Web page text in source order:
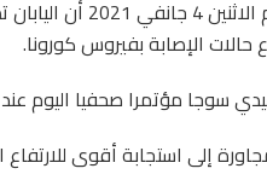
الإصابة بفيروس كورونا.
مؤتمرا صحفيا اليوم عند الساعة
إلى استجابة أقوى